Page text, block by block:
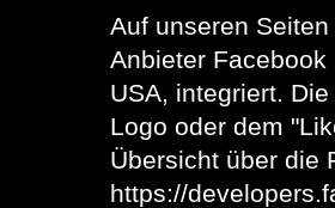
Auf unseren
Anbieter
USA, integriert.
Logo oder dem
Übersicht über die
https://